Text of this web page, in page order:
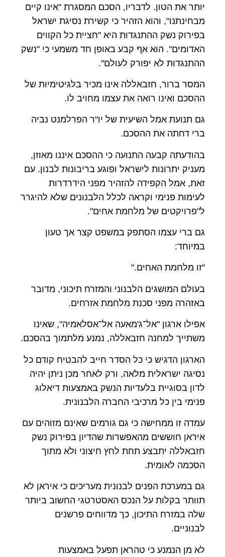
יותר את הטון. לדבריו, הסכם המסגרת "אינו קיים
מבחינתנו", והוא הזהיר כי קשירת נסיגת ישראל
בפירוק נשק ההתנגדות היא "חציית כל הקווים
האדומים". הוא אף קבע באופן חד משמעי כי "נשק
ההתנגדות לא יפורק לעולם".
המסר ברור, חזבאללה אינו מכיר בלגיטימיות של
ההסכם ואינו רואה את עצמו מחויב לו.
גם תנועת אמל השיעית של יו"ר הפרלמנט נביה
ברי דחתה את ההסכם.
בהודעתה קבעה התנועה כי ההסכם איננו מאוזן,
מעניק יתרונות לישראל ופוגע בריבונות לבנון. עם
זאת, אמל הקפידה להזהיר מפני הידרדרות
לעימות פנימי וקראה לכלל הלבנונים שלא להיגרר
ל"פרויקטים של מלחמת אחים".
גם ברי עצמו הסתפק במשפט קצר אך טעון
במיוחד:
"זו מלחמת האחים."
בעולם המושגים הלבנוני והמזרח תיכוני, מדובר
באזהרה מפני סכנת מלחמת אזרחים.
אפילו ארגון "אל־ג'מאעה אל־אסלאמיה", שאינו
משתייך למחנה חזבאללה, נמנע מלתמוך בהסכם.
הארגון הדגיש כי כל הסדר חייב להבטיח קודם כל
נסיגה ישראלית מלאה, ורק לאחר מכן ניתן יהיה
לדון בסוגיית בלעדיות הנשק באמצעות דיאלוג
פנימי בין כל מרכיבי החברה הלבנונית.
עמדה זו ממחישה כי גם גורמים שאינם מזוהים עם
איראן חוששים מהאפשרות שהדיון בפירוק נשק
חזבאללה יתבצע תחת לחץ חיצוני ולא מתוך
הסכמה לאומית.
גם במערכת הפנים לבנונית מעריכים כי איראן לא
תוותר בקלות על הנכס האסטרטגי החשוב ביותר
שלה במזרח התיכון, כך מדווחים פרשנים
לבנוניים.
לא מן הנמנע כי טהראן תפעל באמצעות